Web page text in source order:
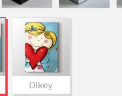
Dikey